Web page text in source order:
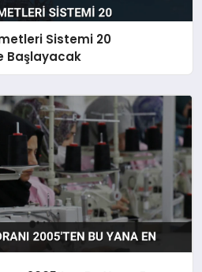
Sistemi 20
Başlayacak